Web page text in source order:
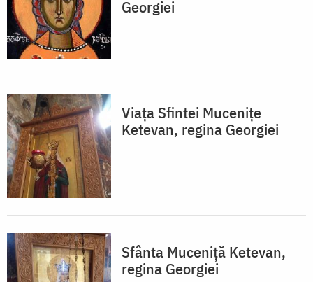
Georgiei
Viața Sfintei Mucenițe
Ketevan, regina Georgiei
Sfânta Muceniță Ketevan,
regina Georgiei